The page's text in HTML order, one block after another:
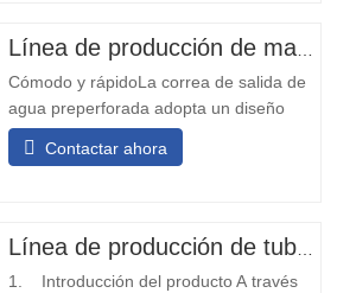
adecuado para operaciones mineras a
largo plazo. 2. Doble...
Cómodo y rápidoLa correa de salida de
agua preperforada adopta un diseño
modular, que es simple y conveniente de
instalar. No requiere soldadura en sitio y
agua de salida de prepunzonado se
puede diseñar con diferentes...
Contactar ahora
1. Introducción del producto A través